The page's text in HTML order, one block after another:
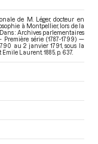
de M. Léger, docteur en
à Montpellier, lors de la
: Archives parlementaires
série (1787-1799) —
au 2 janvier 1791 , sous la
Laurent. 1885. p. 637.